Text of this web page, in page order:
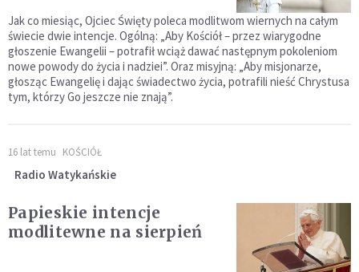
Jak co miesiąc, Ojciec Święty poleca modlitwom wiernych na całym
świecie dwie intencje. Ogólną: „Aby Kościół – przez wiarygodne
głoszenie Ewangelii – potrafił wciąż dawać następnym pokoleniom
nowe powody do życia i nadziei”. Oraz misyjną: „Aby misjonarze,
głosząc Ewangelię i dając świadectwo życia, potrafili nieść Chrystusa
tym, którzy Go jeszcze nie znają”.
16 lat temu KOŚCIÓŁ
Radio Watykańskie
Papieskie intencje
modlitewne na sierpień